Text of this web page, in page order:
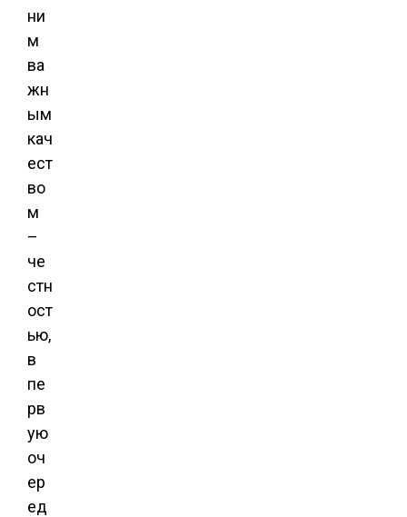
ни
м
ва
жн
ым
кач
ест
во
м
–
че
стн
ост
ью,
в
пе
рв
ую
оч
ер
ед